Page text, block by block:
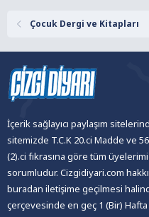
Çocuk Dergi ve Kitapları
İçerik sağlayıcı paylaşım
sitemizde T.C.K 20.ci Madde ve
(2).ci fıkrasına göre tüm
sorumludur. Cizgidiyari.com
buradan iletişime geçilmesi
çerçevesinde en geç 1 (Bir)